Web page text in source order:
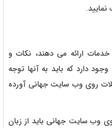
ارائه می دهند، نکات و
دارد که باید به آنها توجه
روی وب سایت جهانی آورده
وب سایت جهانی باید از زبان